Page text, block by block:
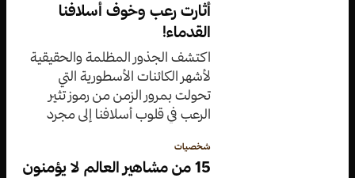
أثارت رعب وخوف أسلافنا
القدماء!
اكتشف الجذور المظلمة والحقيقية
لأشهر الكائنات الأسطورية التي
تحولت بمرور الزمن من رموز تثير
الرعب في قلوب أسلافنا إلى مجرد
الأطفال.
شخصيات
15 من مشاهير العالم لا يؤمنون